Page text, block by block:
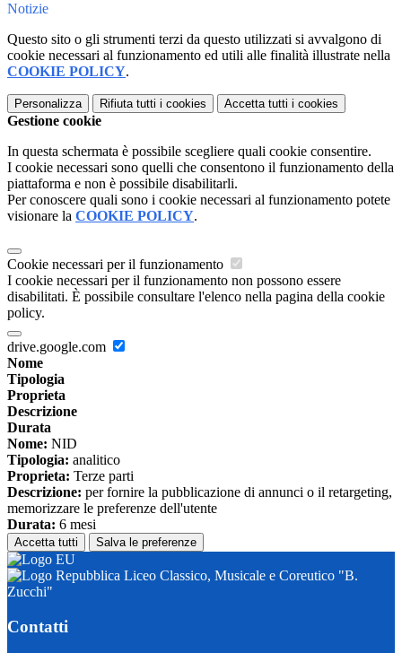
Notizie
Questo sito o gli strumenti terzi da questo utilizzati si avvalgono di
cookie necessari al funzionamento ed utili alle finalità illustrate nella
COOKIE POLICY.
Personalizza Rifiuta tutti i cookies Accetta tutti i cookies
Gestione cookie
In questa schermata è possibile scegliere quali cookie consentire.
I cookie necessari sono quelli che consentono il funzionamento della
piattaforma e non è possibile disabilitarli.
Per conoscere quali sono i cookie necessari al funzionamento potete
visionare la COOKIE POLICY.
Cookie necessari per il funzionamento
I cookie necessari per il funzionamento non possono essere
disabilitati. È possibile consultare l'elenco nella pagina della cookie
policy.
drive.google.com
Nome
Tipologia
Proprieta
Descrizione
Durata
Nome: NID
Tipologia: analitico
Proprieta: Terze parti
Descrizione: per fornire la pubblicazione di annunci o il retargeting,
memorizzare le preferenze dell'utente
Durata: 6 mesi
Accetta tutti Salva le preferenze
Liceo Classico, Musicale e Coreutico "B.
Zucchi"
Contatti